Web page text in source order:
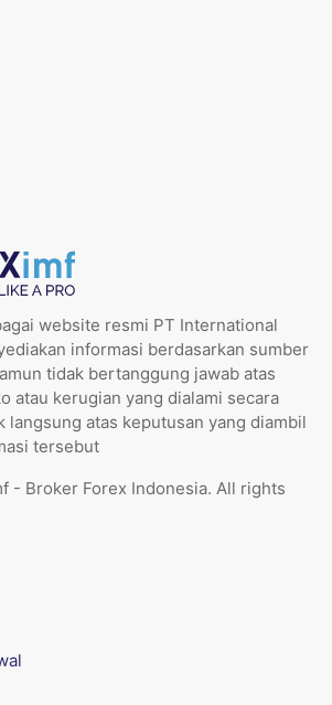
website resmi PT International
informasi berdasarkan sumber
tidak bertanggung jawab atas
atau kerugian yang dialami secara
langsung atas keputusan yang diambil
tersebut
- Broker Forex Indonesia. All rights